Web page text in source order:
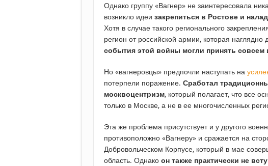
Однако группу «Вагнер» не заинтересовала
возникло идеи закрепиться в Ростове и
Хотя в случае такого регионального
регион от российской армии, которая
события этой войны могли принять совсем
Но «вагнеровцы» предпочли наступать на
потерпели поражение. Сработал
москвоцентризм, который полагает, что все
только в Москве, а не в ее многочисленных
Эта же проблема присутствует и у другого
противоположно «Вагнеру» и сражается на
Добровольческом Корпусе, который в мае
область. Однако он также практически не